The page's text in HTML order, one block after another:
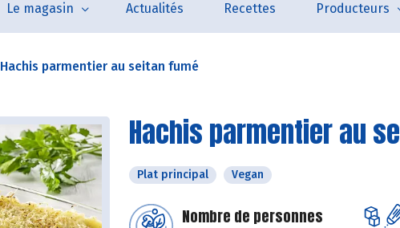
Le magasin Actualités Recettes Producteurs
Hachis parmentier au seitan fumé
Hachis parmentier au
Plat principal Vegan
Nombre de personnes